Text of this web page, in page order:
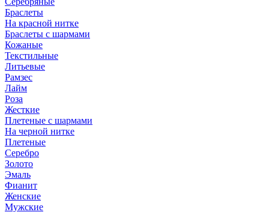
Браслеты
На красной нитке
Браслеты с шармами
Кожаные
Текстильные
Литьевые
Рамзес
Лайм
Роза
Жесткие
Плетеные с шармами
На черной нитке
Плетеные
Серебро
Золото
Эмаль
Фианит
Женские
Мужские